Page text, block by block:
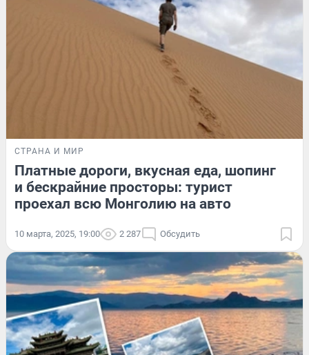
СТРАНА И МИР
Платные дороги, вкусная еда, шопинг
и бескрайние просторы: турист
проехал всю Монголию на авто
10 марта, 2025, 19:00 2 287 Обсудить